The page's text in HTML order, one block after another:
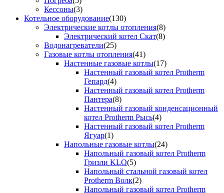
Кессоны(3)
Котельное оборудование(130)
Электрические котлы отопления(8)
Электрический котел Скат(8)
Водонагреватели(25)
Газовые котлы отопления(41)
Настенные газовые котлы(17)
Настенный газовый котел Protherm
Гепард(4)
Настенный газовый котел Protherm
Пантера(8)
Настенный газовый конденсационный
котел Protherm Рысь(4)
Настенный газовый котел Protherm
Ягуар(1)
Напольные газовые котлы(24)
Напольный газовый котел Protherm
Гризли KLO(5)
Напольный стальной газовый котел
Protherm Волк(2)
Напольный газовый котел Protherm